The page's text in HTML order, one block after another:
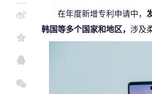
在年度新增专利申请中，
韩国等多个国家和地区， 涉及